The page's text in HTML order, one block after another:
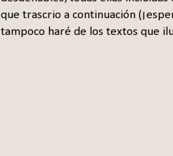
que trascrio a continuación
tampoco haré de los textos que